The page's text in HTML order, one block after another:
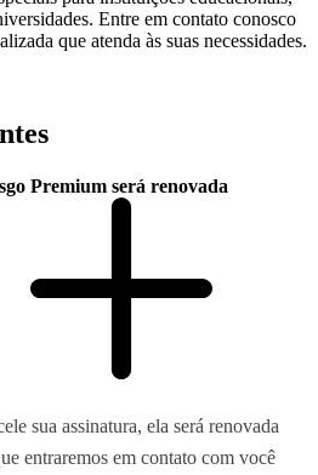
Entre em contato conosco
que atenda às suas necessidades.
Premium será renovada
sua assinatura, ela será renovada
entraremos em contato com você